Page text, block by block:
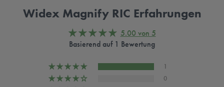
Widex Magnify RIC Erfahrungen
5.00 von 5
Basierend auf 1 Bewertung
1
0